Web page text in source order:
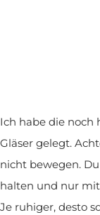
Ich habe die noch
Gläser gelegt.
nicht bewegen.
halten und nur
Je ruhiger, desto